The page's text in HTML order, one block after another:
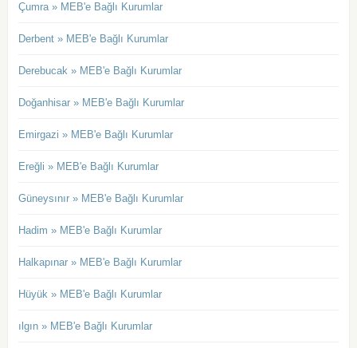
Çumra » MEB'e Bağlı Kurumlar
Derbent » MEB'e Bağlı Kurumlar
Derebucak » MEB'e Bağlı Kurumlar
Doğanhisar » MEB'e Bağlı Kurumlar
Emirgazi » MEB'e Bağlı Kurumlar
Ereğli » MEB'e Bağlı Kurumlar
Güneysınır » MEB'e Bağlı Kurumlar
Hadim » MEB'e Bağlı Kurumlar
Halkapınar » MEB'e Bağlı Kurumlar
Hüyük » MEB'e Bağlı Kurumlar
ılgın » MEB'e Bağlı Kurumlar